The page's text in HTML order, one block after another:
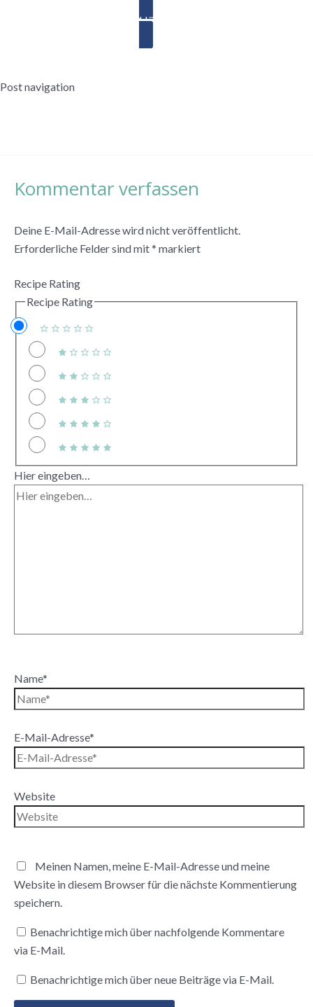
Händler finden
Post navigation
Kommentar verfassen
Deine E-Mail-Adresse wird nicht veröffentlicht.
Erforderliche Felder sind mit* markiert
Recipe Rating
Recipe Rating
Hier eingeben…
Name*
E-Mail-Adresse*
Website
Meinen Namen, meine E-Mail-Adresse und meine
Website in diesem Browser für die nächste Kommentierung
speichern.
Benachrichtige mich über nachfolgende Kommentare
via E-Mail.
Benachrichtige mich über neue Beiträge via E-Mail.